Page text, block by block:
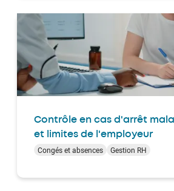
Contrôle en cas d'arrêt
et limites de l'employeur
Congés et absences Gestion RH